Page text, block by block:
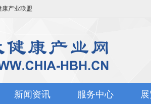
康产业联盟
新闻资讯 服务中心